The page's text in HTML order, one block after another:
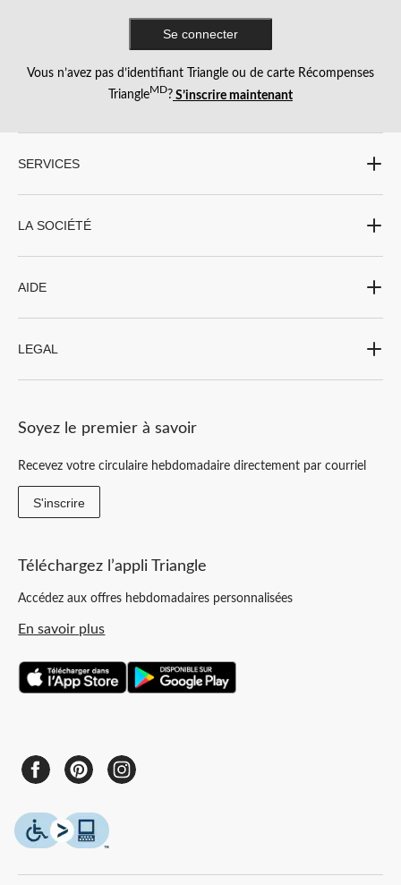
Se connecter
Vous n’avez pas d’identifiant Triangle ou de carte Récompenses
TriangleMD? S’inscrire maintenant
SERVICES
LA SOCIÉTÉ
AIDE
LEGAL
Soyez le premier à savoir
Recevez votre circulaire hebdomadaire directement par courriel
S'inscrire
Téléchargez l’appli Triangle
Accédez aux offres hebdomadaires personnalisées
En savoir plus